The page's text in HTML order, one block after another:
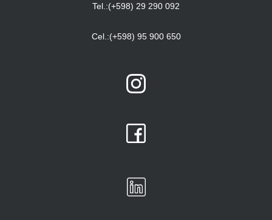
Tel.:(+598) 29 290 092
Cel.:(+598) 95 900 650